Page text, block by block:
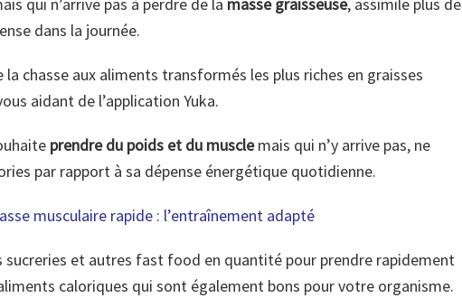
qui n’arrive pas à perdre de la masse graisseuse, assimile plus de
dans la journée.
chasse aux aliments transformés les plus riches en graisses
aidant de l’application Yuka.
prendre du poids et du musclemais qui n’y arrive pas, ne
par rapport à sa dépense énergétique quotidienne.
musculaire rapide : l’entraînement adapté
sucreries et autres fast food en quantité pour prendre rapidement
caloriques qui sont également bons pour votre organisme.